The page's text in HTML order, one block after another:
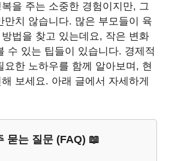
을 주는 소중한 경험이지만, 그
만치 않습니다. 많은 부모들이 육
법을 찾고 있는데요, 작은 변화
수 있는 팁들이 있습니다. 경제적
요한 노하우를 함께 알아보며, 현
보세요. 아래 글에서 자세하게
묻는 질문 (FAQ) 📖